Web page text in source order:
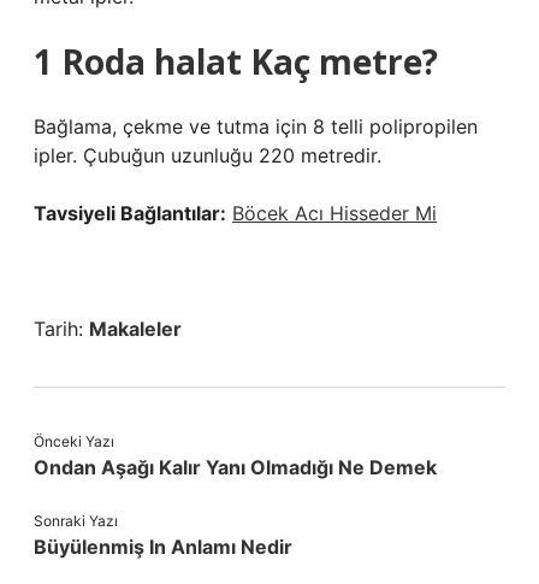
1 Roda halat Kaç metre?
Bağlama, çekme ve tutma için 8 telli polipropilen
ipler. Çubuğun uzunluğu 220 metredir.
Tavsiyeli Bağlantılar: Böcek Acı Hisseder Mi
Tarih: Makaleler
Önceki Yazı
Ondan Aşağı Kalır Yanı Olmadığı Ne Demek
Sonraki Yazı
Büyülenmiş In Anlamı Nedir